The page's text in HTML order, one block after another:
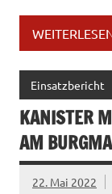
Einsatzbericht
KANISTER
AM
22. Mai 2022